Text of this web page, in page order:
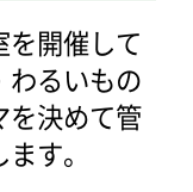
を開催して
わるいもの
を決めて管
す。